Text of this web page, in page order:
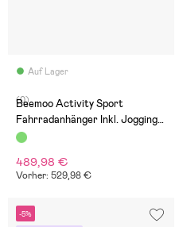
Auf Lager
(0)
Beemoo Activity Sport
Fahrradanhänger Inkl. Jogging-
Set, Green
489,98 €
Vorher: 529,98 €
-5%